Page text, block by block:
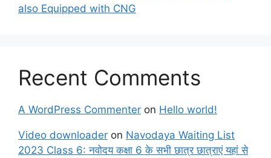
also Equipped with CNG
Recent Comments
A WordPress Commenter on Hello world!
Video downloader on Navodaya Waiting List
2023 Class 6: नवोदय कक्षा 6 के सभी छात्र छात्राएं यहां से